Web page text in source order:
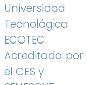
Universidad
Tecnológica
ECOTEC.
Acreditada por
el CES y